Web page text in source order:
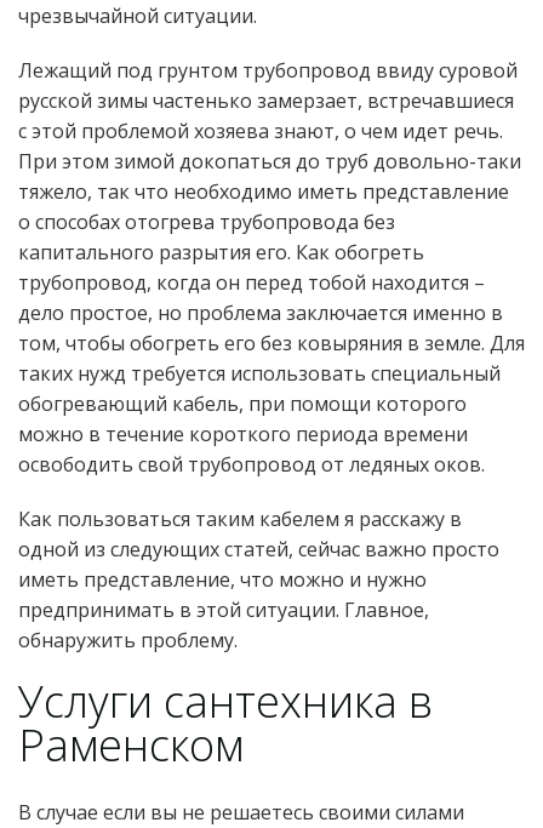
чрезвычайной ситуации.
Лежащий под грунтом трубопровод ввиду суровой
русской зимы частенько замерзает, встречавшиеся
с этой проблемой хозяева знают, о чем идет речь.
При этом зимой докопаться до труб довольно-таки
тяжело, так что необходимо иметь представление
о способах отогрева трубопровода без
капитального разрытия его. Как обогреть
трубопровод, когда он перед тобой находится –
дело простое, но проблема заключается именно в
том, чтобы обогреть его без ковыряния в земле. Для
таких нужд требуется использовать специальный
обогревающий кабель, при помощи которого
можно в течение короткого периода времени
освободить свой трубопровод от ледяных оков.
Как пользоваться таким кабелем я расскажу в
одной из следующих статей, сейчас важно просто
иметь представление, что можно и нужно
предпринимать в этой ситуации. Главное,
обнаружить проблему.
Услуги сантехника в
Раменском
В случае если вы не решаетесь своими силами